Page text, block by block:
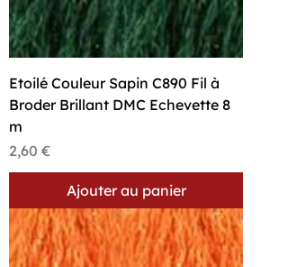
Etoilé Couleur Sapin C890 Fil à
Broder Brillant DMC Echevette 8
m
Prix
2,60 €
Ajouter au panier